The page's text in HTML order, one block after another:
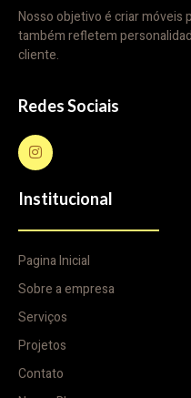
Nosso objetivo é criar móveis
também refletem
cliente.
Redes Sociais
Institucional
Pagina Inicial
Sobre a empresa
Serviços
Projetos
Contato